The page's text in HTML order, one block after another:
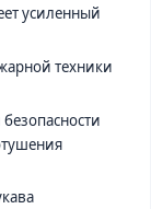
усиленный
техники